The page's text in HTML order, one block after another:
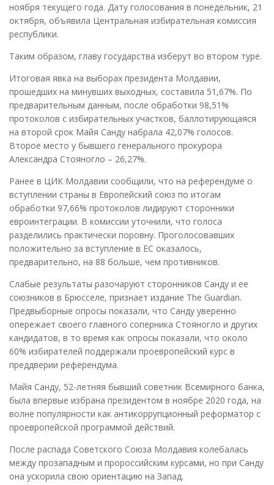
ноября текущего года. Дату голосования в понедельник, 21
октября, объявила Центральная избирательная комиссия
республики.
Таким образом, главу государства изберут во втором туре.
Итоговая явка на выборах президента Молдавии,
прошедших на минувших выходных, составила 51,67%. По
предварительным данным, после обработки 98,51%
протоколов с избирательных участков, баллотирующаяся
на второй срок Майя Санду набрала 42,07% голосов.
Второе место у бывшего генерального прокурора
Александра Стояногло – 26,27%.
Ранее в ЦИК Молдавии сообщили, что на референдуме о
вступлении страны в Европейский союз по итогам
обработки 97,66% протоколов лидируют сторонники
евроинтеграции. В комиссии уточнили, что голоса
разделились практически поровну. Проголосовавших
положительно за вступление в ЕС оказалось,
предварительно, на 88 больше, чем противников.
Слабые результаты разочаруют сторонников Санду и ее
союзников в Брюсселе, признает издание The Guardian.
Предвыборные опросы показали, что Санду уверенно
опережает своего главного соперника Стояногло и других
кандидатов, в то время как опросы показали, что около
60% избирателей поддержали проевропейский курс в
преддверии референдума.
Майя Санду, 52-летняя бывший советник Всемирного банка,
была впервые избрана президентом в ноябре 2020 года, на
волне популярности как антикоррупционный реформатор с
проевропейской программой действий.
После распада Советского Союза Молдавия колебалась
между прозападным и пророссийским курсами, но при Санду
она ускорила свою ориентацию на Запад.